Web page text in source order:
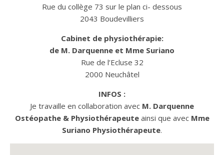
Rue du collège 73 sur le plan ci- dessous
2043 Boudevilliers
Cabinet de physiothérapie:
de M. Darquenne et Mme Suriano
Rue de l’Ecluse 32
2000 Neuchâtel
INFOS :
Je travaille en collaboration avec M. Darquenne
Ostéopathe & Physiothérapeuteainsi que avec Mme
Suriano Physiothérapeute.